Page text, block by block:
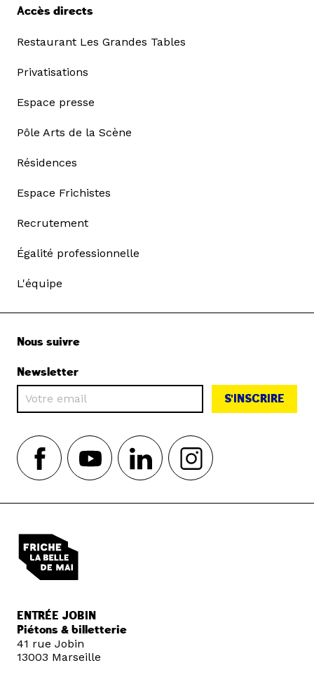
Accès directs
Restaurant Les Grandes Tables
Privatisations
Espace presse
Pôle Arts de la Scène
Résidences
Espace Frichistes
Recrutement
Égalité professionnelle
L'équipe
Nous suivre
Newsletter
S'INSCRIRE
ENTRÉE JOBIN
Piétons & billetterie
41 rue Jobin
13003 Marseille